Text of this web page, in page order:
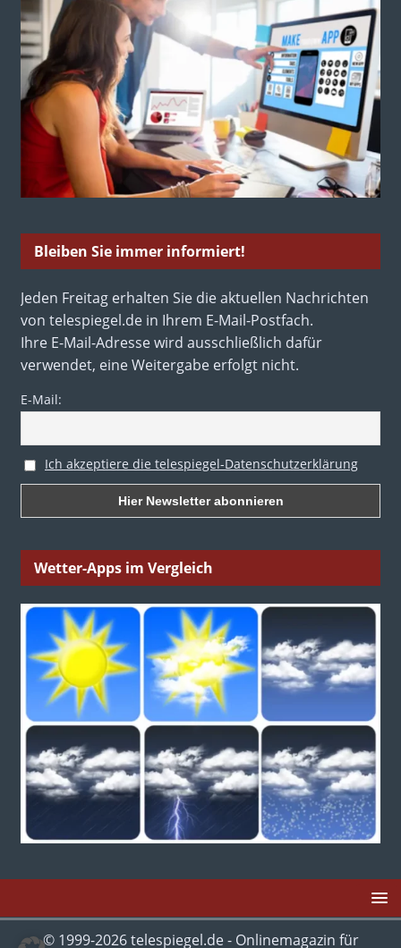
Bleiben Sie immer informiert!
Jeden Freitag erhalten Sie die aktuellen Nachrichten
von telespiegel.de in Ihrem E-Mail-Postfach.
Ihre E-Mail-Adresse wird ausschließlich dafür
verwendet, eine Weitergabe erfolgt nicht.
E-Mail:
Ich akzeptiere die telespiegel-Datenschutzerklärung
Wetter-Apps im Vergleich
© 1999-2026 telespiegel.de - Onlinemagazin für